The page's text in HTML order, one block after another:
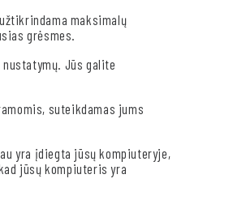
maksimalų
grėsmes.
Jūs galite
suteikdamas jums
yra įdiegta jūsų kompiuteryje,
jūsų kompiuteris yra